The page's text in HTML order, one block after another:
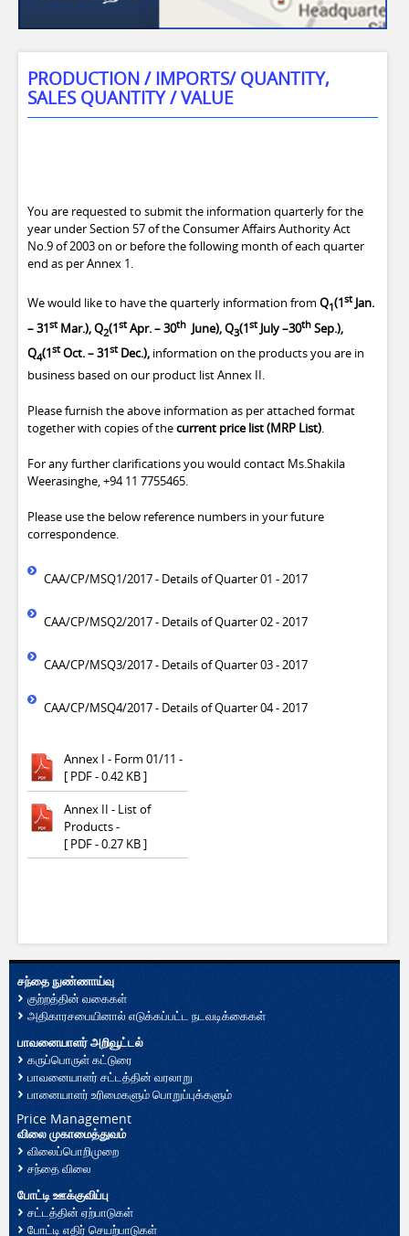
PRODUCTION / IMPORTS/ QUANTITY,
SALES QUANTITY / VALUE
You are requested to submit the information quarterly for the
year under Section 57 of the Consumer Affairs Authority Act
No.9 of 2003 on or before the following month of each quarter
end as per Annex 1.
We would like to have the quarterly information from Q1(1st Jan.
– 31st Mar.), Q2(1st Apr. – 30th June), Q3(1st July –30th Sep.),
Q4(1st Oct. – 31st Dec.), information on the products you are in
business based on our product list Annex II.
Please furnish the above information as per attached format
together with copies of thecurrent price list (MRP List).
For any further clarifications you would contact Ms.Shakila
Weerasinghe, +94 11 7755465.
Please use the below reference numbers in your future
correspondence.
CAA/CP/MSQ1/2017 - Details of Quarter 01 - 2017
CAA/CP/MSQ2/2017 - Details of Quarter 02 - 2017
CAA/CP/MSQ3/2017 - Details of Quarter 03 - 2017
CAA/CP/MSQ4/2017 - Details of Quarter 04 - 2017
Annex I - Form 01/11 -
[ PDF - 0.42 KB ]
Annex II - List of
Products -
[ PDF - 0.27 KB ]
சந்தை நுண்ணாய்வு
குற்றத்தின் வகைகள்
அதிகாரசபையினால் எடுக்கப்பட்ட நடவடிக்கைகள்
பாவனையாளர் அறிவூட்டல்
கருப்பொருள் கட்டுரை
பாவனையாளர் சட்டத்தின் வரலாறு
பானையாளர் உரிமைகளும் பொறுப்புக்களும்
Price Management
விலை முகாமைத்துவம்
விலைப்பொறிமுறை
சந்தை விலை
போட்டி ஊக்குவிப்பு
சட்டத்தின் ஏற்பாடுகள்
போட்டி எதிர் செயற்பாடுகள்